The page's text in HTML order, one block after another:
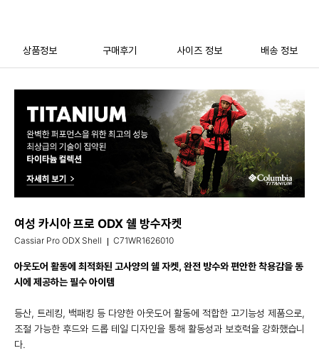
상품정보 구매후기 사이즈 정보 배송 정보
여성 카시아 프로 ODX 쉘 방수자켓
Cassiar Pro ODX Shell C71WR1626010
아웃도어 활동에 최적화된 고사양의 쉘 자켓, 완전 방수와 편안한 착용감을 동
시에 제공하는 필수 아이템
등산, 트레킹, 백패킹 등 다양한 아웃도어 활동에 적합한 고기능성 제품으로,
조절 가능한 후드와 드롭 테일 디자인을 통해 활동성과 보호력을 강화했습니
다.